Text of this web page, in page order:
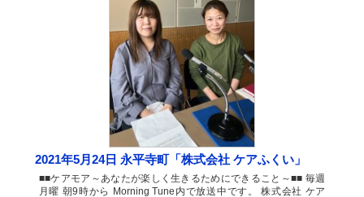
2021年5月24日 永平寺町「株式会社 ケアふくい」
■■ケアモア～あなたが楽しく生きるためにできること～■■ 毎週
月曜 朝9時から Morning Tune内で放送中です。 株式会社 ケア